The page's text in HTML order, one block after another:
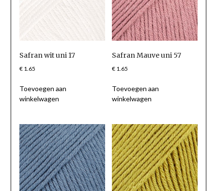
Safran wit uni 17
€1.65
Toevoegen aan
winkelwagen
Safran Mauve uni 57
€ 1.65
Toevoegen aan
winkelwagen